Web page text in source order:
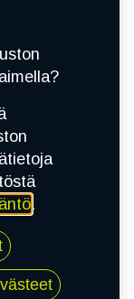
GREEN
.